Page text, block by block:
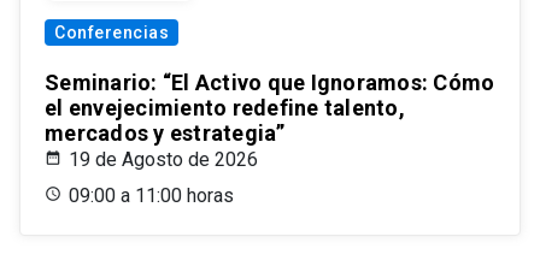
Conferencias
Seminario: “El Activo que Ignoramos: Cómo
el envejecimiento redefine talento,
mercados y estrategia”
19 de Agosto de 2026
09:00 a 11:00 horas